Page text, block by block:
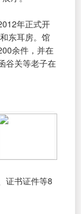
年正式开
东耳房。馆
余件，并在
谷关等老子在
证书证件等8